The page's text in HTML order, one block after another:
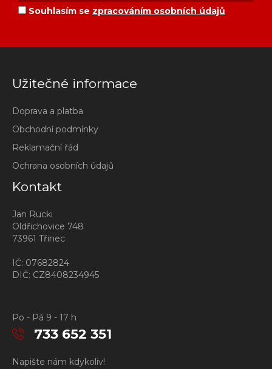
Souhlasím se zpracováním osobních údajů
Užitečné informace
Doprava a platba
Obchodní podmínky
Reklamační řád
Ochrana osobních údajů
Kontakt
Jan Rucki
Oldřichovice 748
73961 Třinec
IČ: 07682824
DIČ: CZ8408234945
Po - Pá 9 - 17 h
733 652 351
Napište nám kdykoliv!